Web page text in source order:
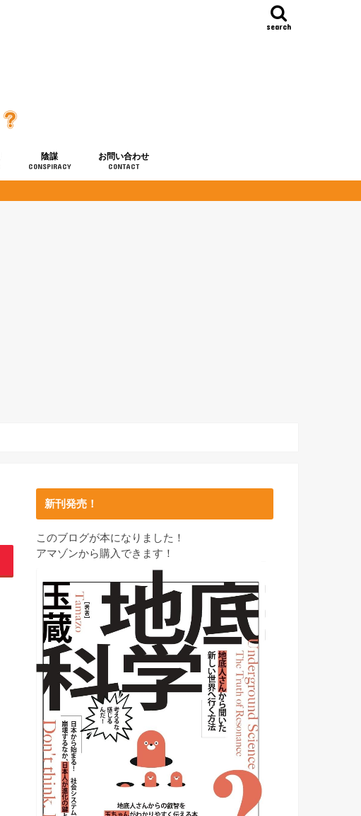
search
陰謀
CONSPIRACY
お問い合わせ
CONTACT
新刊発売！
このブログが本になりました！
アマゾンから購入できます！